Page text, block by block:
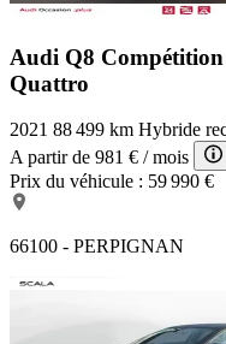
Audi Q8 Compétition
Quattro
2021 88 499 km Hybride
A partir de 981 € / mois
Prix du véhicule : 59 990 €
66100 - PERPIGNAN